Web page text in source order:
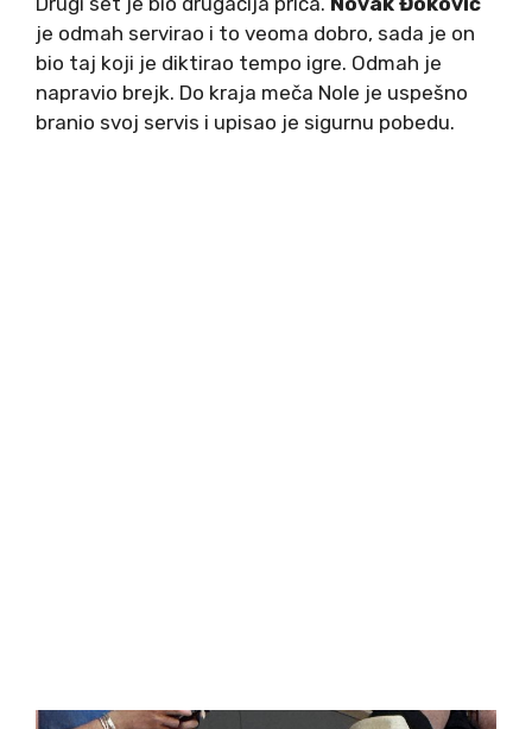
je odmah servirao i to veoma dobro, sada je on
bio taj koji je diktirao tempo igre. Odmah je
napravio brejk. Do kraja meča Nole je uspešno
branio svoj servis i upisao je sigurnu pobedu.